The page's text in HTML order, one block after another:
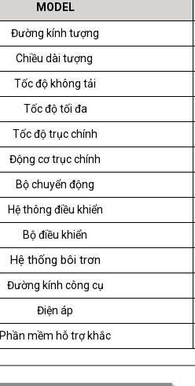
MODEL
Đường kính tượng
Chiều dài tượng
Tốc độ không tải
Tốc độ tối đa
Tốc độ trục chính
Động cơ trục chính
Bộ chuyển động
Hệ thông điều khiển
Bộ điều khiển
Hệ thống bôi trơn
Đường kính công cụ
Điện áp
Phần mềm hỗ trợ khắc